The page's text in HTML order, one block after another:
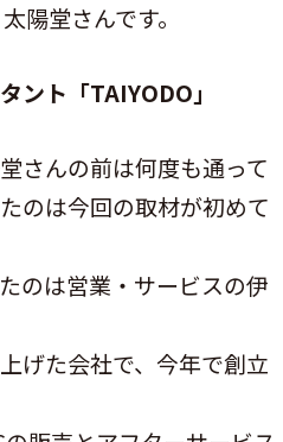
陽堂さんです。
ント「TAIYODO」
さんの前は何度も通って
のは今回の取材が初めて
のは営業・サービスの伊
げた会社で、今年で創立